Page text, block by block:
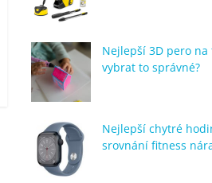
Nejlepší 3D pero na
vybrat to správné?
Nejlepší chytré
srovnání fitness